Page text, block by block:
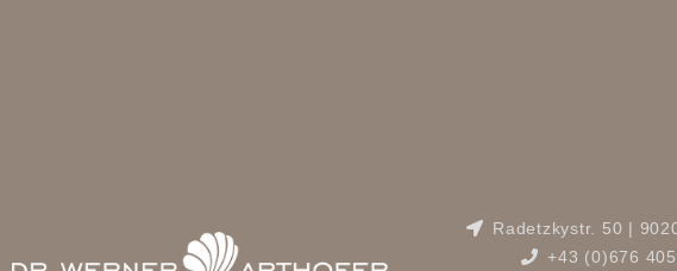
Radetzkystr. 50 |
+43 (0)676